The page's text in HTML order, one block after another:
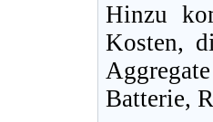
Hinzu
Kosten,
Batterie,